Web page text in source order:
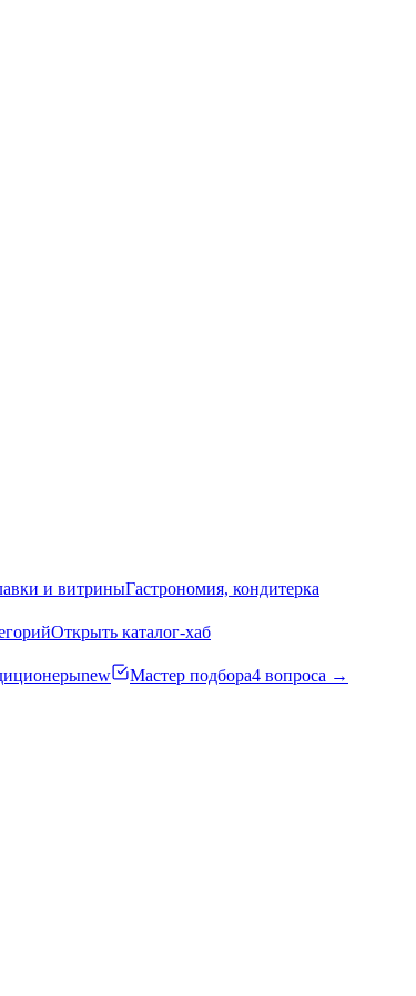
и витриныГастрономия, кондитерка
Открыть каталог-хаб
new Мастер подбора4 вопроса →